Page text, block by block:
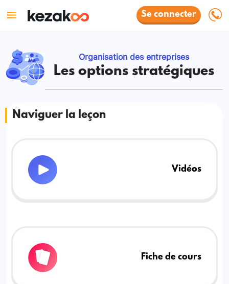
Se connecter
Organisation des entreprises
Les options stratégiques
Naviguer la leçon
Vidéos
Fiche de cours